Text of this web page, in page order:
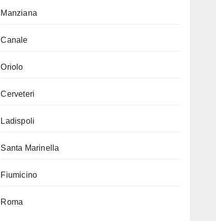
Manziana
Canale
Oriolo
Cerveteri
Ladispoli
Santa Marinella
Fiumicino
Roma